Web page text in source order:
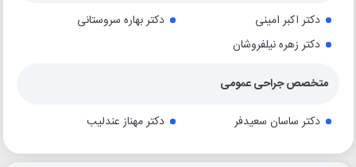
دکتر اکبر امینی
دکتر بهاره سروستانی
دکتر زهره نیلفروشان
متخصص جراحی عمومی
دکتر ساسان سعیدفر دکتر مهناز عندلیب